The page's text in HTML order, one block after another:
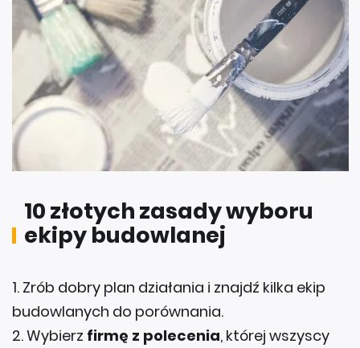
10 złotych zasady wyboru
ekipy budowlanej
1. Zrób dobry plan działania i znajdź kilka ekip
budowlanych do porównania.
2. Wybierz firmę z polecenia, której wszyscy